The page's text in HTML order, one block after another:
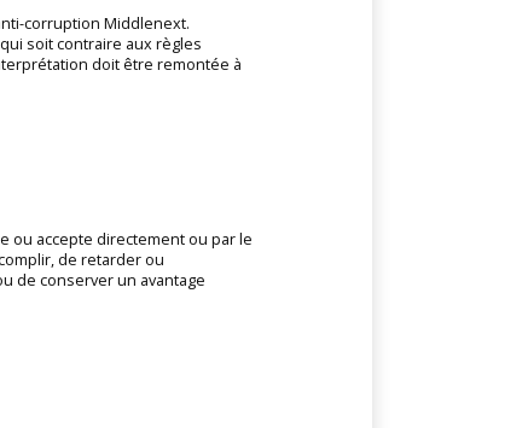
corruption Middlenext.
soit contraire aux règles
doit être remontée à
ou accepte directement ou par le
de retarder ou
de conserver un avantage